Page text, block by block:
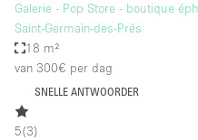
Galerie - Pop Store - boutique
Saint-Germain-des-Prés
18 m²
van 300€ per dag
SNELLE ANTWOORDER
5(3)